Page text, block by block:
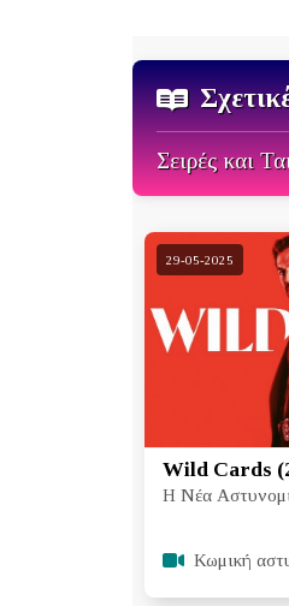
Σειρές και
Wild Cards
Η Νέα
Κωμική
29-05-2025